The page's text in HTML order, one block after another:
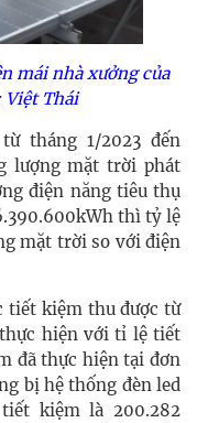
mái nhà xưởng của
Việt Thái
tháng 1/2023 đến
lượng mặt trời phát
điện năng tiêu thụ
thì tỷ lệ
mặt trời so với điện
tiết kiệm thu được từ
thực hiện với tỉ lệ tiết
đã thực hiện tại đơn
bị hệ thống đèn led
kiệm là 200.282